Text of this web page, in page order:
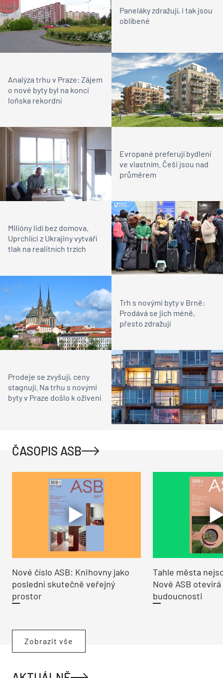
Paneláky zdražují, i tak jsou
oblíbené
Analýza trhu v Praze: Zájem
o nové byty byl na konci
loňska rekordní
Evropané preferují bydlení
ve vlastním. Češi jsou nad
průměrem
Milióny lidí bez domova.
Uprchlíci z Ukrajiny vytváří
tlak na realitních trzích
Trh s novými byty v Brně:
Prodává se jich méně,
přesto zdražují
Prodeje se zvyšují, ceny
stagnují. Na trhu s novými
byty v Praze došlo k oživení
ČASOPIS ASB
Nové číslo ASB: Knihovny jako
poslední skutečně veřejný
prostor
Tahle města
Nové ASB
budoucnosti
Zobrazit vše